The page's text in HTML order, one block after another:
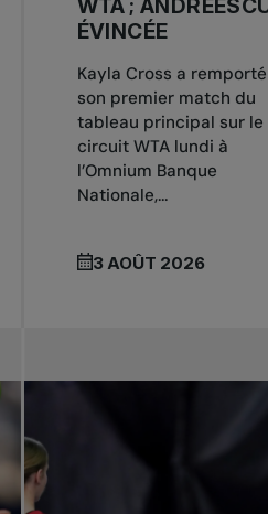
WTA ;
ÉVINCÉE
Kayla Cross a remporté
son premier match du
tableau principal sur le
circuit WTA lundi à
l’Omnium Banque
Nationale,...
3 AOÛT 2026